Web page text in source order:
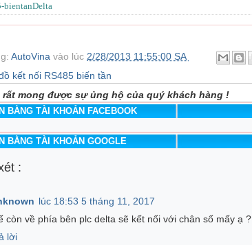
bientanDelta
AutoVina vào lúc 2/28/2013 11:55:00 SA
kết nối RS485 biến tần
rất mong được sự ủng hộ của quý khách hàng !
BẰNG TÀI KHOẢN FACEBOOK
BẰNG TÀI KHOẢN GOOGLE
:
lúc 18:53 5 tháng 11, 2017
còn về phía bên plc delta sẽ kết nối với chân số mấy ạ ?
lời